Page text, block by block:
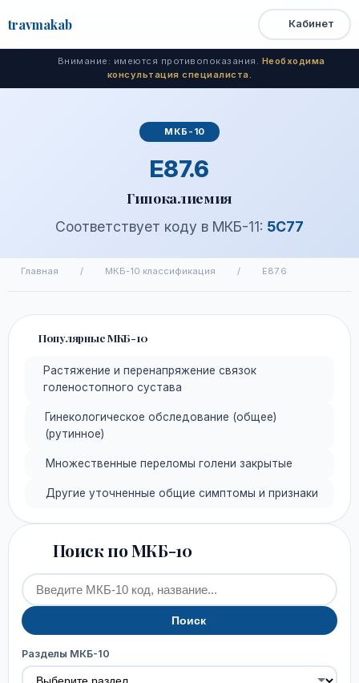
travmakab
Открыть
меню
Быстрый
доступ
Кабинет
Внимание: имеются противопоказания. Необходима
консультация специалиста.
МКБ-10
E87.6
Гипокалиемия
Соответствует коду в МКБ-11: 5C77
Главная / МКБ-10 классификация / E87.6
Популярные МКБ-10
Растяжение и перенапряжение связок
голеностопного сустава
Гинекологическое обследование (общее)
(рутинное)
Множественные переломы голени закрытые
Другие уточненные общие симптомы и признаки
Поиск по МКБ-10
Поиск
Разделы МКБ-10